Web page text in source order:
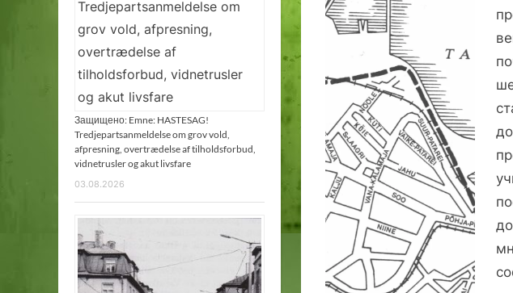
Защищено: Emne: HASTESAG!
Tredjepartsanmeldelse om grov vold,
afpresning, overtrædelse af tilholdsforbud,
vidnetrusler og akut livsfare
03.08.2026